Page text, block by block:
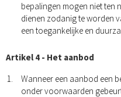
bepalingen mogen niet ten
dienen zodanig te worden
een toegankelijke en
Artikel 4 - Het aanbod
Wanneer een aanbod een
onder voorwaarden